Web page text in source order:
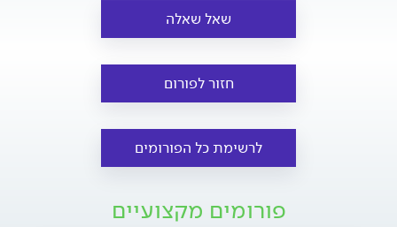
שאל שאלה
חזור לפורום
לרשימת כל הפורומים
פורומים מקצועיים